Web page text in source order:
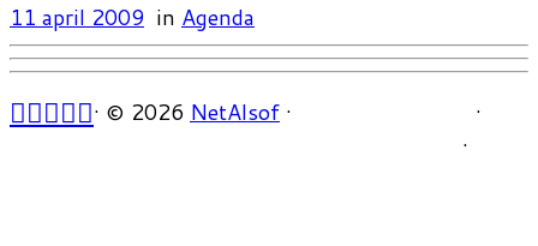
11 april 2009 in Agenda
· © 2026 NetAlsof ·
·
·